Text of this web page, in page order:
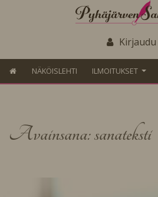
NÄKÖISLEHTI ILMOITUKSET
Avainsana: sanateksti